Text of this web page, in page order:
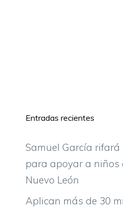
Entradas recientes
Samuel García rifará
para apoyar a niños
Nuevo León
Aplican más de 30